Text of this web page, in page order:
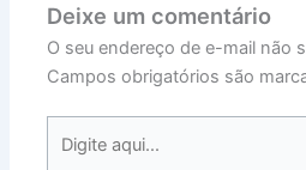
Deixe um comentário
O seu endereço de e-mail não
Campos obrigatórios são
aqui...